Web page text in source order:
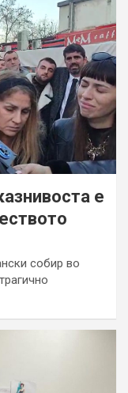
е
собир во